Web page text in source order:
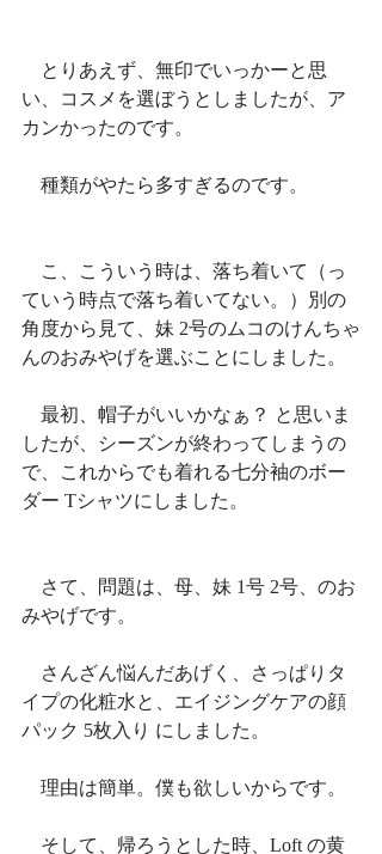
とりあえず、無印でいっかーと思
い、コスメを選ぼうとしましたが、ア
カンかったのです。
種類がやたら多すぎるのです。
こ、こういう時は、落ち着いて（っ
ていう時点で落ち着いてない。）別の
角度から見て、妹 2号のムコのけんちゃ
んのおみやげを選ぶことにしました。
最初、帽子がいいかなぁ？ と思いま
したが、シーズンが終わってしまうの
で、これからでも着れる七分袖のボー
ダー Tシャツにしました。
さて、問題は、母、妹 1号 2号、のお
みやげです。
さんざん悩んだあげく、さっぱりタ
イプの化粧水と、エイジングケアの顔
パック 5枚入り にしました。
理由は簡単。僕も欲しいからです。
そして、帰ろうとした時、Loft の黄